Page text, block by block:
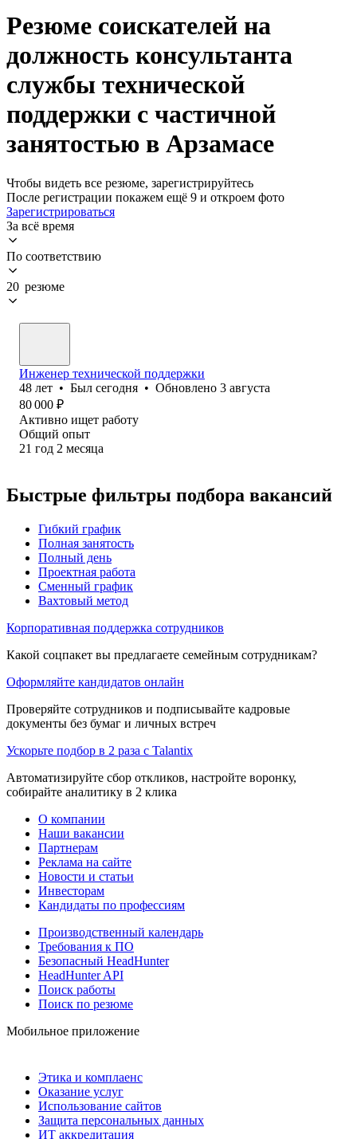
Резюме соискателей на
должность консультанта
службы технической
поддержки с частичной
занятостью в Арзамасе
Чтобы видеть все резюме, зарегистрируйтесь
После регистрации покажем ещё 9 и откроем фото
Зарегистрироваться
За всё время
По соответствию
20 резюме
Инженер технической поддержки
48 лет • Был сегодня • Обновлено 3 августа
80 000 ₽
Активно ищет работу
Общий опыт
21 год 2 месяца
Быстрые фильтры подбора вакансий
Гибкий график
Полная занятость
Полный день
Проектная работа
Сменный график
Вахтовый метод
Корпоративная поддержка сотрудников
Какой соцпакет вы предлагаете семейным сотрудникам?
Оформляйте кандидатов онлайн
Проверяйте сотрудников и подписывайте кадровые
документы без бумаг и личных встреч
Ускорьте подбор в 2 раза с Talantix
Автоматизируйте сбор откликов, настройте воронку,
собирайте аналитику в 2 клика
О компании
Наши вакансии
Партнерам
Реклама на сайте
Новости и статьи
Инвесторам
Кандидаты по профессиям
Производственный календарь
Требования к ПО
Безопасный HeadHunter
HeadHunter API
Поиск работы
Поиск по резюме
Мобильное приложение
Этика и комплаенс
Оказание услуг
Использование сайтов
Защита персональных данных
ИТ аккредитация